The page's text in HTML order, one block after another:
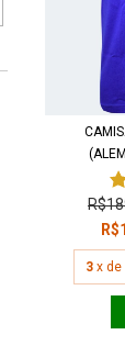
3 x de